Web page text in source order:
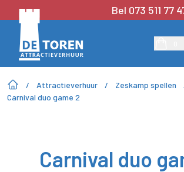
Bel 073 511 77
/ Attractieverhuur / Zeskamp spellen
Carnival duo game 2
Carnival duo